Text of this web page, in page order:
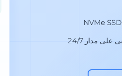
على مدار 24/7